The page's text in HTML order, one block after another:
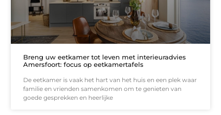
Breng uw eetkamer tot leven met interieuradvies
Amersfoort: focus op eetkamertafels
De eetkamer is vaak het hart van het huis en een plek waar
familie en vrienden samenkomen om te genieten van
goede gesprekken en heerlijke